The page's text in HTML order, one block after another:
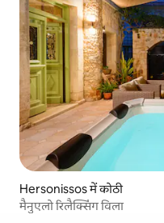
Hersonissos में कोठी
मैनुएलो रिलैक्सिंग विला